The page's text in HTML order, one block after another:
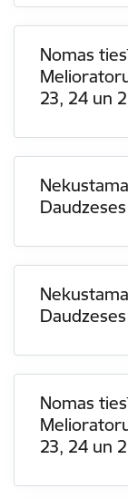
Nomas
23, 24 un
Nomas
23, 24 un